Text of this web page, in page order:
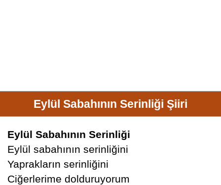
Eylül Sabahının Serinliği Şiiri
Eylül Sabahının Serinliği
Eylül sabahının serinliğini
Yaprakların serinliğini
Ciğerlerime dolduruyorum